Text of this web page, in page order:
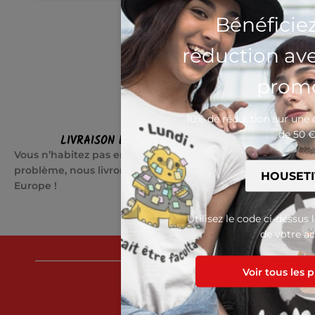
LIVRAISON EN EUROPE
Vous n’habitez pas en France ? Pas de
problème, nous livrons partout en
Europe !
Quelque
jours pour
LE
réduction
10% de réduction sur
de 50 €
Utilisez le code ci-dessus
de votre
Voir tous les